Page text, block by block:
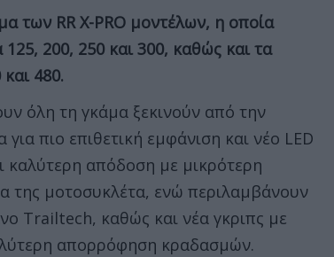
των RR X-PRO μοντέλων, η οποία
200, 250 και 300, καθώς και τα
480.
όλη τη γκάμα ξεκινούν από την
πιο επιθετική εμφάνιση και νέο LED
απόδοση με μικρότερη
της μοτοσυκλέτα, ενώ περιλαμβάνουν
Trailtech, καθώς και νέα γκριπς με
απορρόφηση κραδασμών.